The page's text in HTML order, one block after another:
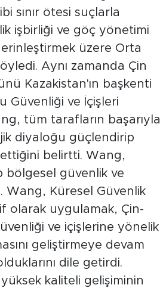
sınır ötesi suçlarla
işbirliği ve göç yönetimi
üzere Orta
Aynı zamanda Çin
Kazakistan'ın başkenti
Güvenliği ve İçişleri
tüm tarafların başarıyla
diyaloğu güçlendirip
belirtti. Wang,
bölgesel güvenlik ve
Wang, Küresel Güvenlik
olarak uygulamak, Çin-
ve içişlerine yönelik
geliştirmeye devam
dile getirdi.
kaliteli gelişiminin